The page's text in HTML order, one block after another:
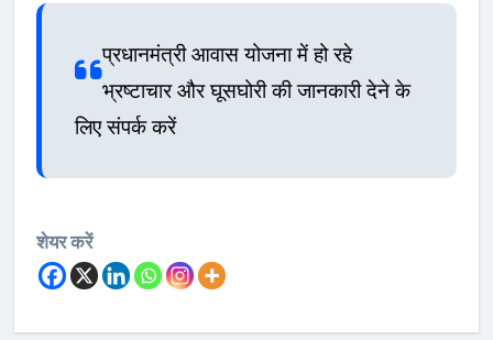
प्रधानमंत्री आवास योजना में हो रहे
भ्रष्टाचार और घूसघोरी की जानकारी देने के
लिए संपर्क करें
शेयर करें